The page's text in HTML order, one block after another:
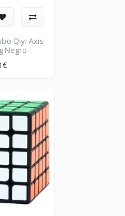
Qiyi Axis
Negro
€